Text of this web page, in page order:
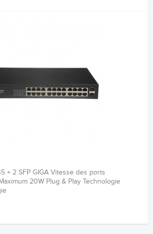
+ 2 SFP GIGA Vitesse des ports
20W Plug & Play Technologie